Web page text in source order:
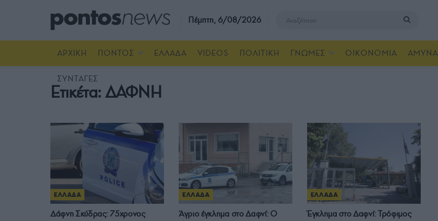
Πέμπτη, 6/08/2026
ΑΡΧΙΚΗ ΠΟΝΤΟΣ ΕΛΛΑΔΑ VIDEOS ΠΟΛΙΤΙΚΗ ΓΝΩΜΕΣ ΟΙΚΟΝΟΜΙΑ ΑΜΥΝΑ
ΣΥΝΤΑΓΕΣ
Ετικέτα: ΔΑΦΝΗ
ΕΛΛΑΔΑ
Δάφνη Σκύδρας: 75χρονος
ΕΛΛΑΔΑ
Άγριο έγκλημα στο Δαφνί: Ο
ΕΛΛΑΔΑ
Έγκλημα στο Δαφνί: Τρόφιμος